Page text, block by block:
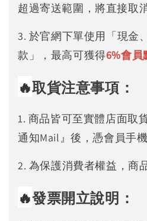
超過寄送範圍，將直接取
3. 於官網下單使用「現金
款」，最高可獲得6%會員
🔥取貨注意事項：
1. 商品皆可至實體店面取
通知Mail』後，憑會員手
2. 為保護消費者權益，商
🔥發票開立說明：